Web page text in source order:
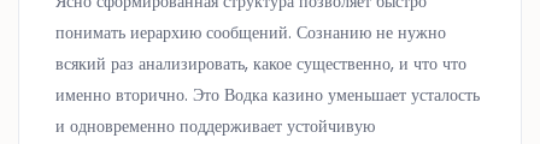
понимать иерархию сообщений. Сознанию не нужно
всякий раз анализировать, какое существенно, и что что
именно вторично. Это Водка казино уменьшает усталость
и одновременно поддерживает устойчивую